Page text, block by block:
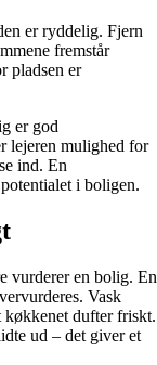
er ryddelig. Fjern
fremstår
pladsen er
er god
lejeren mulighed for
ind. En
i boligen.
vurderer en bolig. En
Vask
dufter friskt.
ud – det giver et